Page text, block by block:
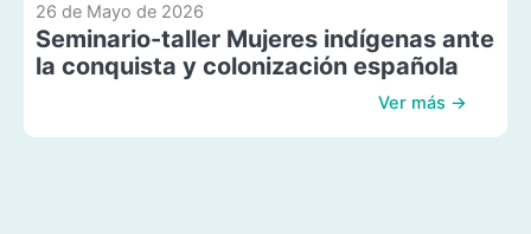
26 de Mayo de 2026
Seminario-taller Mujeres indígenas ante
la conquista y colonización española
Ver más →